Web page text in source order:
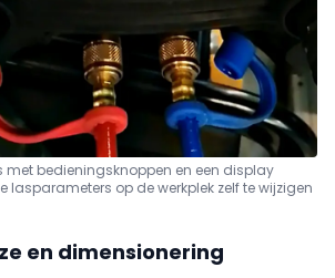
met bedieningsknoppen en een display
lasparameters op de werkplek zelf te wijzigen
en dimensionering